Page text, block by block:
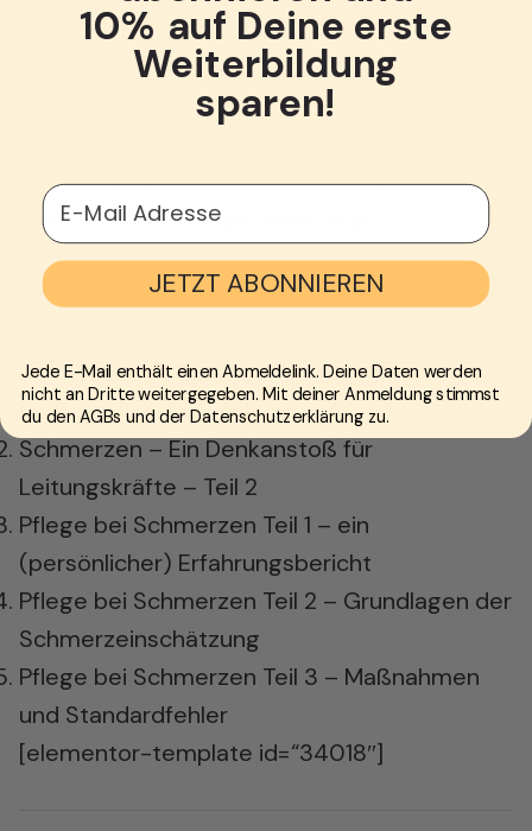
umso wichtiger ist das Bewusstsein, dass im
Umgang mit Schmerz eben doch einige
Dinge zu bedenken sind und eine gewisse
unterschiedlichen Schmerzgeschichten von
Menschen sollte vorhanden sein.
Alle Beiträge zum Thema „Schmerzen“ im
Schmerzen – Ein Denkanstoß für
Leitungskräfte – Teil 1
Schmerzen – Ein Denkanstoß für
Leitungskräfte – Teil 2
Pflege bei Schmerzen Teil 1 – ein
(persönlicher) Erfahrungsbericht
Pflege bei Schmerzen Teil 2 – Grundlagen der
Schmerzeinschätzung
Pflege bei Schmerzen Teil 3 – Maßnahmen
und Standardfehler
[elementor-template id=“34018″]
10% auf Deine erste
Weiterbildung
sparen!
E-Mail Adresse
JETZT ABONNIEREN
Jede E-Mail enthält einen Abmeldelink. Deine Daten werden
nicht an Dritte weitergegeben. Mit deiner Anmeldung stimmst
du den AGBs und der Datenschutzerklärung zu.